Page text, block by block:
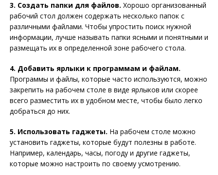
3. Создать папки для файлов. Хорошо организованный
рабочий стол должен содержать несколько папок с
различными файлами. Чтобы упростить поиск нужной
информации, лучше называть папки ясными и понятными и
размещать их в определенной зоне рабочего стола.
4. Добавить ярлыки к программам и файлам.
Программы и файлы, которые часто используются, можно
закрепить на рабочем столе в виде ярлыков или скорее
всего разместить их в удобном месте, чтобы было легко
добраться до них.
5. Использовать гаджеты. На рабочем столе можно
установить гаджеты, которые будут полезны в работе.
Например, календарь, часы, погоду и другие гаджеты,
которые можно настроить по своему усмотрению.